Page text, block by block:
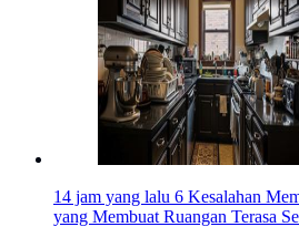
14 jam yang lalu 6 Kesalahan
yang Membuat Ruangan Terasa